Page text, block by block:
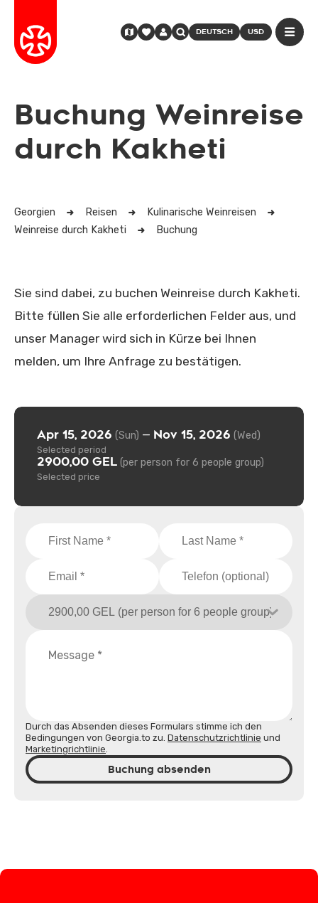
DEUTSCH USD
Buchung Weinreise
durch Kakheti
Georgien Reisen
Kulinarische Weinreisen
Weinreise durch Kakheti
Buchung
Sie sind dabei, zu buchen Weinreise durch Kakheti.
Bitte füllen Sie alle erforderlichen Felder aus, und
unser Manager wird sich in Kürze bei Ihnen
melden, um Ihre Anfrage zu bestätigen.
Durch das Absenden dieses Formulars stimme ich den
Bedingungen von Georgia.to zu. Datenschutzrichtlinie und
Marketingrichtlinie.
Buchung absenden
Apr 15, 2026 (Sun) — Nov 15, 2026 (Wed)
Selected period
2900,00 GEL (per person for 6 people group)
Selected price